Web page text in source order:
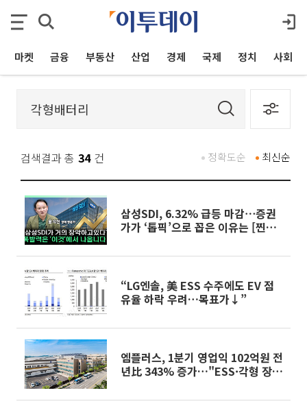
마켓 금융 부동산 산업 경제 국제 정치 사회
검색결과 총 34 건 최신순
정확도순
삼성SDI, 6.32% 급등 마감⋯증권
가가 ‘톱픽’으로 꼽은 이유는 [찐코
“LG엔솔, 美 ESS 수주에도 EV 점
유율 하락 우려…목표가↓”
엠플러스, 1분기 영업익 102억원 전
년比 343% 증가…"ESS·각형 장비